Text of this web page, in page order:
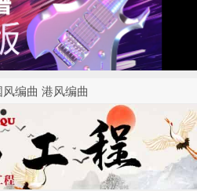
编曲 港风编曲